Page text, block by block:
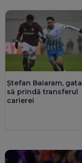
Ștefan Baiaram, gata
să prindă transferul
carierei